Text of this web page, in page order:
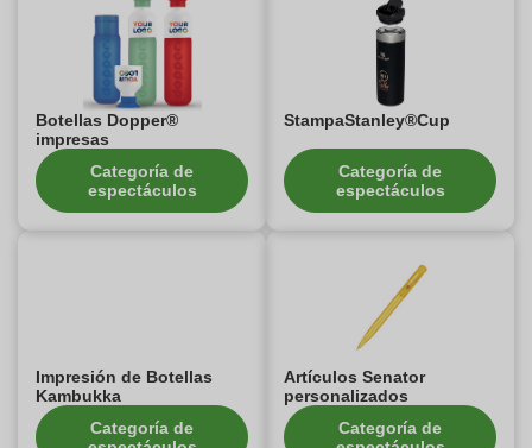
Botellas Dopper®
impresas
Categoría de
espectáculos
StampaStanley®Cup
Categoría de
espectáculos
Impresión de Botellas
Kambukka
Categoría de
Artículos Senator
personalizados
Categoría de